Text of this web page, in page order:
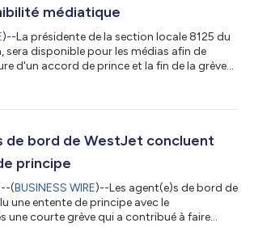
ces rencontres terminées. « Cette
médiatique
)--La présidente de la section locale 8125 du
sera disponible pour les médias afin de
d'un accord de prince et la fin de la grève
internationaux...
de bord de WestJet concluent
principe
(BUSINESS WIRE)--Les agent(e)s de bord de
une entente de principe avec le
une courte grève qui a contribué à faire